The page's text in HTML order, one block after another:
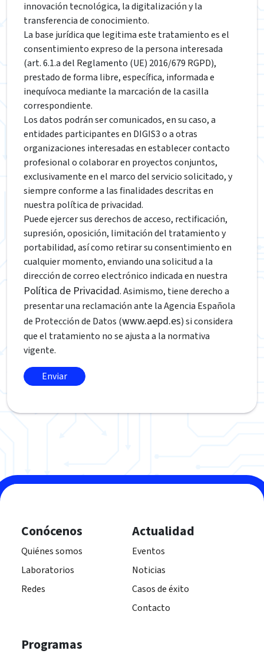
innovación tecnológica, la digitalización y la
transferencia de conocimiento.
La base jurídica que legitima este tratamiento es el
consentimiento expreso de la persona interesada
(art. 6.1.a del Reglamento (UE) 2016/679 RGPD),
prestado de forma libre, específica, informada e
inequívoca mediante la marcación de la casilla
correspondiente.
Los datos podrán ser comunicados, en su caso, a
entidades participantes en DIGIS3 o a otras
organizaciones interesadas en establecer contacto
profesional o colaborar en proyectos conjuntos,
exclusivamente en el marco del servicio solicitado, y
siempre conforme a las finalidades descritas en
nuestra política de privacidad.
Puede ejercer sus derechos de acceso, rectificación,
supresión, oposición, limitación del tratamiento y
portabilidad, así como retirar su consentimiento en
cualquier momento, enviando una solicitud a la
dirección de correo electrónico indicada en nuestra
Política de Privacidad. Asimismo, tiene derecho a
presentar una reclamación ante la Agencia Española
de Protección de Datos (www.aepd.es) si considera
que el tratamiento no se ajusta a la normativa
vigente.
Conócenos
Quiénes somos
Laboratorios
Redes
Actualidad
Eventos
Noticias
Casos de éxito
Contacto
Programas